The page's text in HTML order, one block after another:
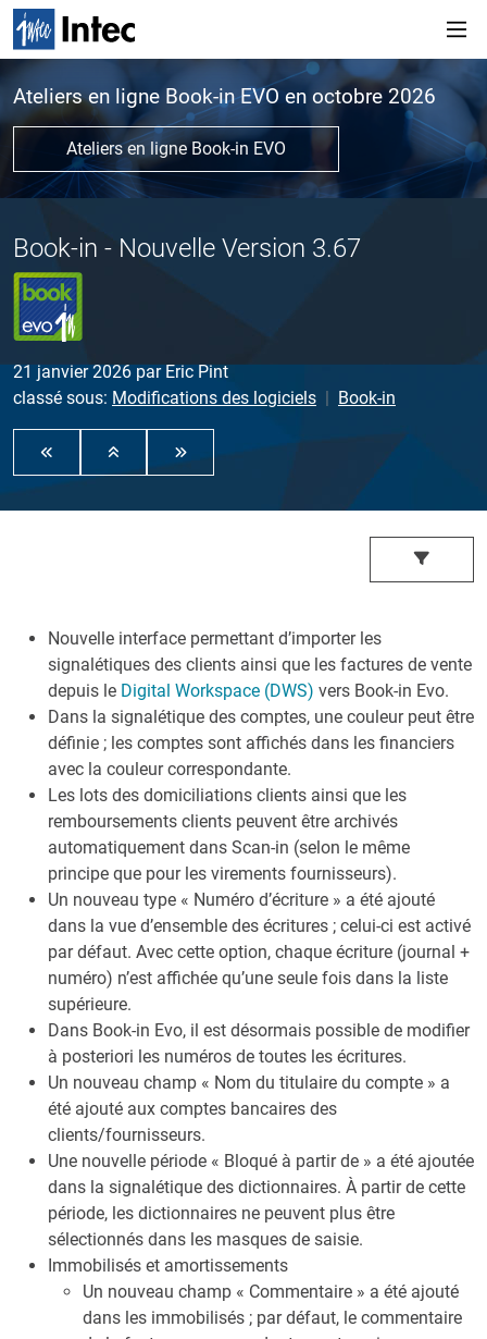
Ateliers en ligne Book-in EVO en octobre 2026
Ateliers en ligne Book-in EVO
Book-in - Nouvelle Version 3.67
21 janvier 2026 par Eric Pint
classé sous: Modifications des logiciels Book-in
Nouvelle interface permettant d’importer les
signalétiques des clients ainsi que les factures de vente
depuis le Digital Workspace (DWS) vers Book-in Evo.
Dans la signalétique des comptes, une couleur peut être
définie ; les comptes sont affichés dans les financiers
avec la couleur correspondante.
Les lots des domiciliations clients ainsi que les
remboursements clients peuvent être archivés
automatiquement dans Scan-in (selon le même
principe que pour les virements fournisseurs).
Un nouveau type « Numéro d’écriture » a été ajouté
dans la vue d’ensemble des écritures ; celui-ci est activé
par défaut. Avec cette option, chaque écriture (journal +
numéro) n’est affichée qu’une seule fois dans la liste
supérieure.
Dans Book-in Evo, il est désormais possible de modifier
à posteriori les numéros de toutes les écritures.
Un nouveau champ « Nom du titulaire du compte » a
été ajouté aux comptes bancaires des
clients/fournisseurs.
Une nouvelle période « Bloqué à partir de » a été ajoutée
dans la signalétique des dictionnaires. À partir de cette
période, les dictionnaires ne peuvent plus être
sélectionnés dans les masques de saisie.
Immobilisés et amortissements
Un nouveau champ « Commentaire » a été ajouté
dans les immobilisés ; par défaut, le commentaire